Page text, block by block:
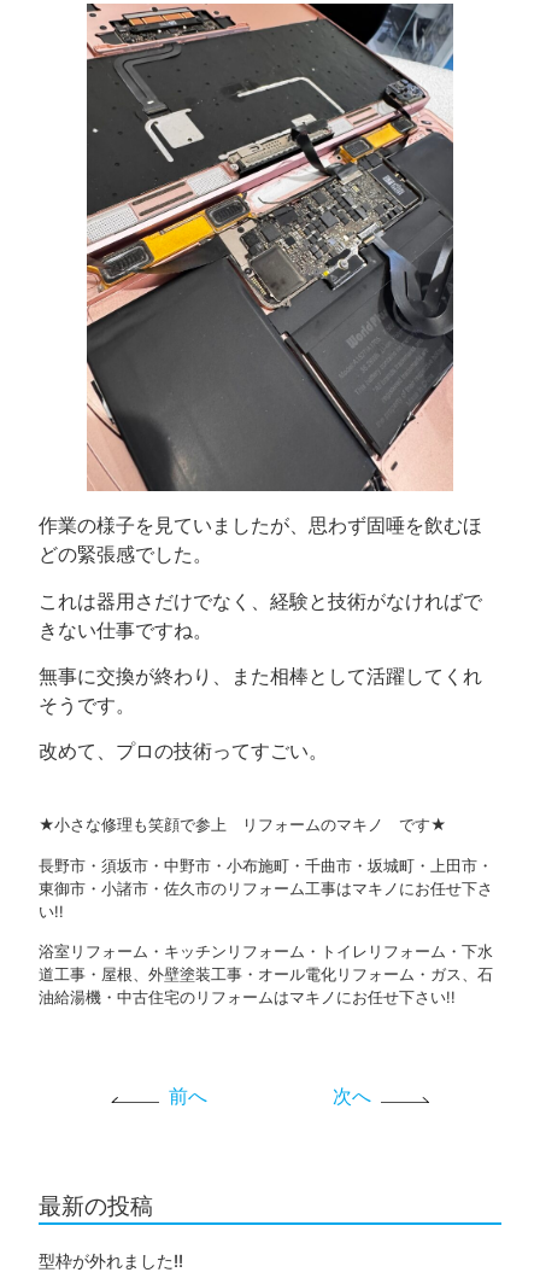
作業の様子を見ていましたが、思わず固唾を飲むほ
どの緊張感でした。
これは器用さだけでなく、経験と技術がなければで
きない仕事ですね。
無事に交換が終わり、また相棒として活躍してくれ
そうです。
改めて、プロの技術ってすごい。
★小さな修理も笑顔で参上 リフォームのマキノ です★
長野市・須坂市・中野市・小布施町・千曲市・坂城町・上田市・
東御市・小諸市・佐久市のリフォーム工事はマキノにお任せ下さ
い!!
浴室リフォーム・キッチンリフォーム・トイレリフォーム・下水
道工事・屋根、外壁塗装工事・オール電化リフォーム・ガス、石
油給湯機・中古住宅のリフォームはマキノにお任せ下さい!!
前へ 次へ
最新の投稿
型枠が外れました!!